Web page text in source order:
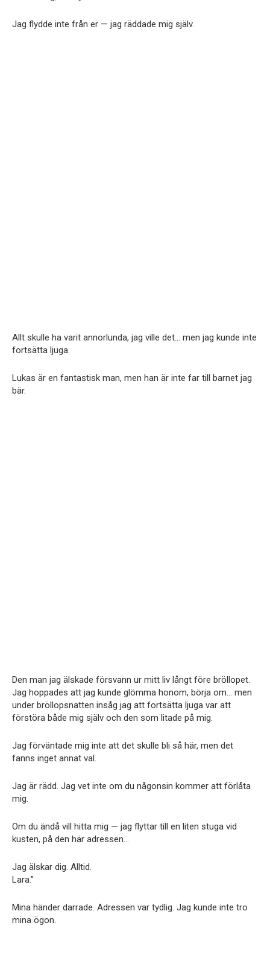
Jag flydde inte från er — jag räddade mig själv.
Allt skulle ha varit annorlunda, jag ville det… men jag kunde inte
fortsätta ljuga.
Lukas är en fantastisk man, men han är inte far till barnet jag
bär.
Den man jag älskade försvann ur mitt liv långt före bröllopet.
Jag hoppades att jag kunde glömma honom, börja om… men
under bröllopsnatten insåg jag att fortsätta ljuga var att
förstöra både mig själv och den som litade på mig.
Jag förväntade mig inte att det skulle bli så här, men det
fanns inget annat val.
Jag är rädd. Jag vet inte om du någonsin kommer att förlåta
mig.
Om du ändå vill hitta mig — jag flyttar till en liten stuga vid
kusten, på den här adressen…
Jag älskar dig. Alltid.
Lara.”
Mina händer darrade. Adressen var tydlig. Jag kunde inte tro
mina ögon.